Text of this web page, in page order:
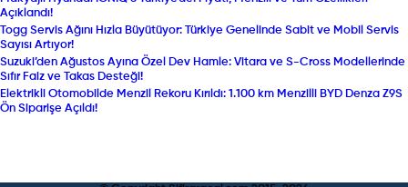
Açıklandı!
Togg Servis Ağını Hızla Büyütüyor: Türkiye Genelinde Sabit ve Mobil Servis
Sayısı Artıyor!
Suzuki’den Ağustos Ayına Özel Dev Hamle: Vitara ve S-Cross Modellerinde
Sıfır Faiz ve Takas Desteği!
Elektrikli Otomobilde Menzil Rekoru Kırıldı: 1.100 km Menzilli BYD Denza Z9S
Ön Siparişe Açıldı!